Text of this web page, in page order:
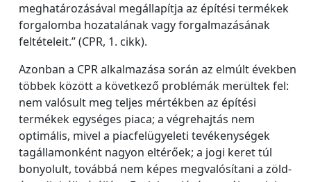
meghatározásával megállapítja az építési termékek
forgalomba hozatalának vagy forgalmazásának
feltételeit.” (CPR, 1. cikk).
Azonban a CPR alkalmazása során az elmúlt években
többek között a következő problémák merültek fel:
nem valósult meg teljes mértékben az építési
termékek egységes piaca; a végrehajtás nem
optimális, mivel a piacfelügyeleti tevékenységek
tagállamonként nagyon eltérőek; a jogi keret túl
bonyolult, továbbá nem képes megvalósítani a zöld-